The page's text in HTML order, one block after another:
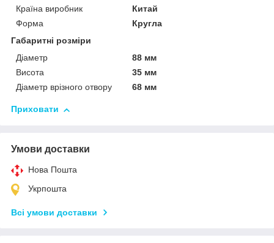
Країна виробник
Китай
Форма
Кругла
Габаритні розміри
Діаметр
88 мм
Висота
35 мм
Діаметр врізного отвору
68 мм
Приховати
Умови доставки
Нова Пошта
Укрпошта
Всі умови доставки